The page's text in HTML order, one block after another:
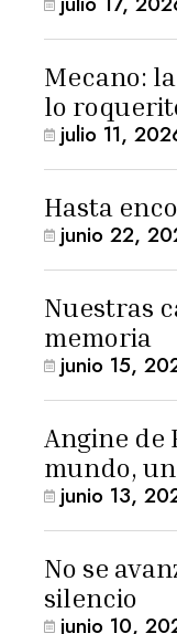
Mecano:
lo
julio 11,
Hasta
junio 22,
Nuestras
memoria
junio 15,
Angine de
mundo,
junio 13,
No se
silencio
junio 10,